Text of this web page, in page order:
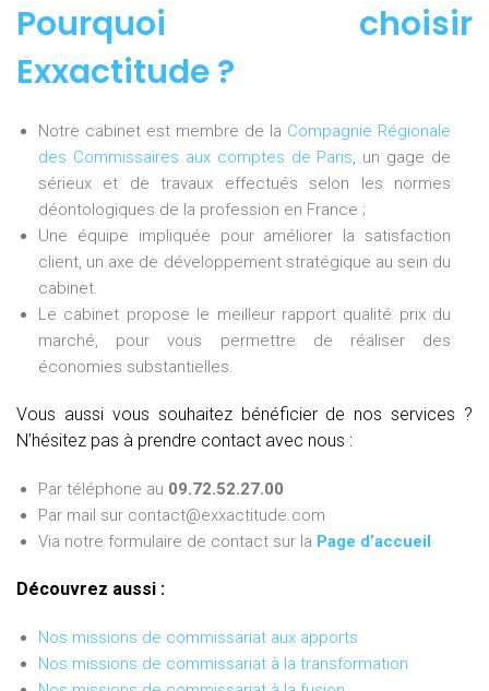
Pourquoi choisir
Exxactitude ?
Notre cabinet est membre de la Compagnie Régionale
des Commissaires aux comptes de Paris, un gage de
sérieux et de travaux effectués selon les normes
déontologiques de la profession en France ;
Une équipe impliquée pour améliorer la satisfaction
client, un axe de développement stratégique au sein du
cabinet.
Le cabinet propose le meilleur rapport qualité prix du
marché, pour vous permettre de réaliser des
économies substantielles.
Vous aussi vous souhaitez bénéficier de nos services ?
N’hésitez pas à prendre contact avec nous :
Par téléphone au 09.72.52.27.00
Par mail sur contact@exxactitude.com
Via notre formulaire de contact sur la Page d’accueil
Découvrez aussi :
Nos missions de commissariat aux apports
Nos missions de commissariat à la transformation